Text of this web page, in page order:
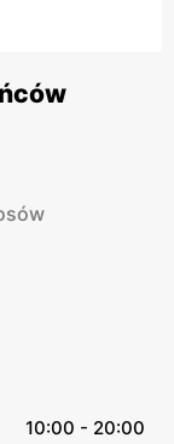
10:00 - 20:00